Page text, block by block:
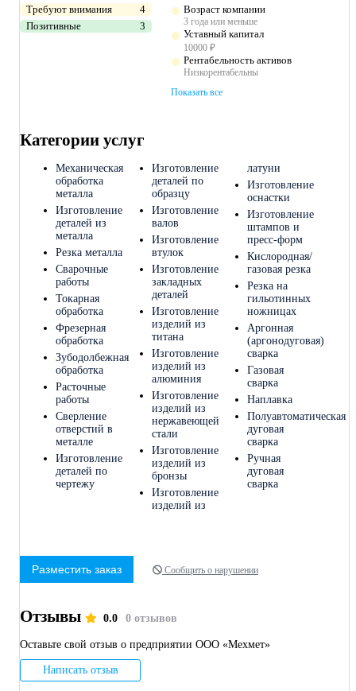
Требуют внимания
4
Позитивные
3
Возраст компании
3 года или меньше
Уставный капитал
10000 ₽
Рентабельность активов
Низкорентабельны
Показать все
Категории услуг
Механическая
обработка
металла
Изготовление
деталей из
металла
Резка металла
Сварочные
работы
Токарная
обработка
Фрезерная
обработка
Зубодолбежная
обработка
Расточные
работы
Сверление
отверстий в
металле
Изготовление
деталей по
чертежу
Изготовление
деталей по
образцу
Изготовление
валов
Изготовление
втулок
Изготовление
закладных
деталей
Изготовление
изделий из
титана
Изготовление
изделий из
алюминия
Изготовление
изделий из
нержавеющей
стали
Изготовление
изделий из
бронзы
Изготовление
изделий из
латуни
Изготовление
оснастки
Изготовление
штампов и
пресс-форм
Кислородная/
газовая резка
Резка на
гильотинных
ножницах
Аргонная
(аргонодуговая)
сварка
Газовая
сварка
Наплавка
Полуавтоматическая
дуговая
сварка
Ручная
дуговая
сварка
Разместить заказ Сообщить о нарушении
Отзывы 0.0 0 отзывов
Оставьте свой отзыв о предприятии ООО «Мехмет»
Написать отзыв